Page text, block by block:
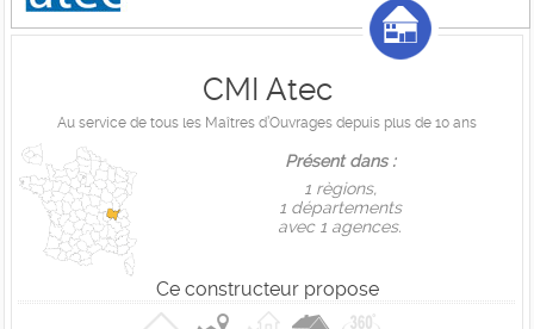
CMI Atec
Au service de tous les Maîtres d’Ouvrages depuis plus de 10 ans
Présent dans :
1 règions,
1 départements
avec 1 agences.
Ce constructeur propose